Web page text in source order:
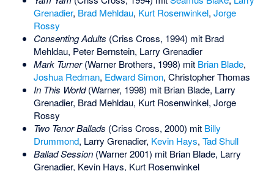
Grenadier, Brad Mehldau, Kurt Rosenwinkel, Jorge
Rossy
Consenting Adults (Criss Cross, 1994) mit Brad
Mehldau, Peter Bernstein, Larry Grenadier
Mark Turner(Warner Brothers, 1998) mit Brian Blade,
Joshua Redman, Edward Simon, Christopher Thomas
In This World(Warner, 1998) mit Brian Blade, Larry
Grenadier, Brad Mehldau, Kurt Rosenwinkel, Jorge
Rossy
Two Tenor Ballads (Criss Cross, 2000) mit Billy
Drummond, Larry Grenadier, Kevin Hays, Tad Shull
Ballad Session(Warner 2001) mit Brian Blade, Larry
Grenadier, Kevin Hays, Kurt Rosenwinkel